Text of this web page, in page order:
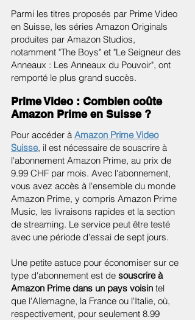
Parmi les titres proposés par Prime Video
en Suisse, les séries Amazon Originals
produites par Amazon Studios,
notamment "The Boys" et "Le Seigneur des
Anneaux : Les Anneaux du Pouvoir", ont
remporté le plus grand succès.
Prime Video : Combien coûte
Amazon Prime en Suisse ?
Pour accéder à Amazon Prime Video
Suisse, il est nécessaire de souscrire à
l'abonnement Amazon Prime, au prix de
9.99 CHF par mois. Avec l'abonnement,
vous avez accès à l'ensemble du monde
Amazon Prime, y compris Amazon Prime
Music, les livraisons rapides et la section
de streaming. Le service peut être testé
avec une période d'essai de sept jours.
Une petite astuce pour économiser sur ce
type d'abonnement est de souscrire à
Amazon Prime dans un pays voisin tel
que l'Allemagne, la France ou l'Italie, où,
respectivement, pour seulement 8.99